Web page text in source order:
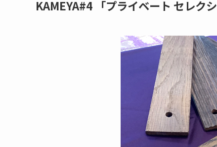
KAMEYA#4 「プライベート セレク